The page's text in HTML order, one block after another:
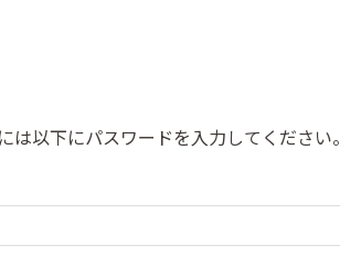
以下にパスワードを入力してください。